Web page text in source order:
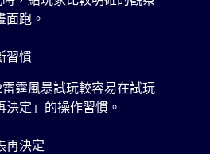
面跑。
習慣
霆風暴試玩較容易在試玩
決定」的操作習慣。
再決定